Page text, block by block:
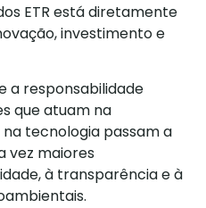
ETR está diretamente
investimento e
a responsabilidade
que atuam na
tecnologia passam a
vez maiores
à transparência e à